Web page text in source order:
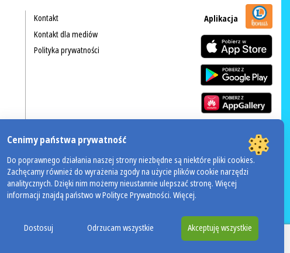
Kontakt
Kontakt dla mediów
Polityka prywatności
Aplikacja
Valdinox
Cenimy państwa prywatność
Do poprawnego działania naszej strony niezbędne są niektóre pliki cookies.
Zachęcamy również do wyrażenia zgody na użycie plików cookie narzędzi
analitycznych. Dzięki nim możemy nieustannie ulepszać stronę. Więcej
informacji znajdą państwo w Polityce Prywatności.Więcej.
Dostosuj Odrzucam wszystkie Akceptuję wszystkie